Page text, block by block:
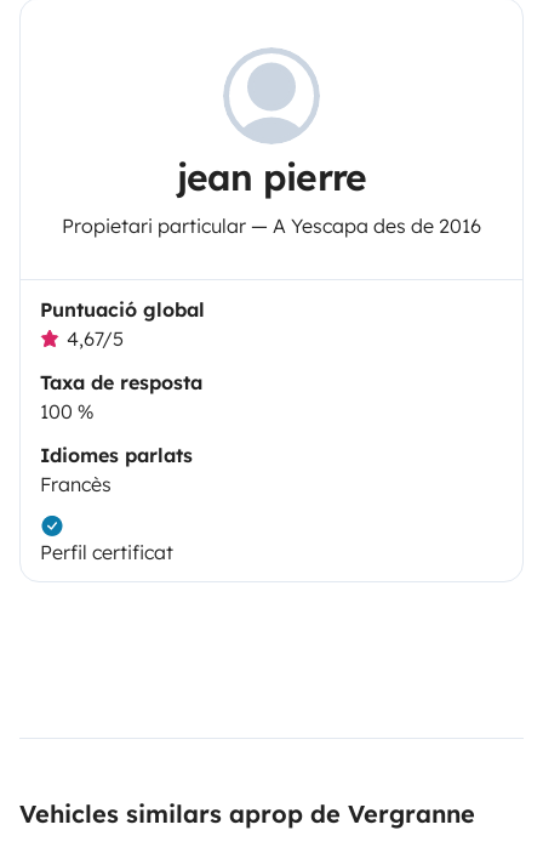
jean pierre
Propietari particular — A Yescapa des de 2016
Puntuació global
4,67/5
Taxa de resposta
100 %
Idiomes parlats
Francès
Perfil certificat
Vehicles similars aprop de Vergranne